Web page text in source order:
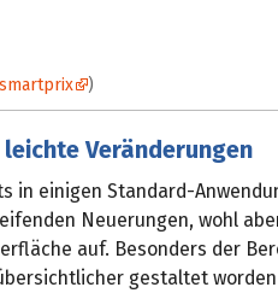
smartprix )
Veränderungen
in einigen Standard-
Neuerungen, wohl
auf. Besonders der
gestaltet